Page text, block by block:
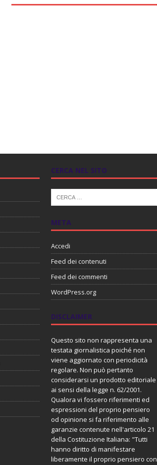
CERCA NEL SITO
META
Accedi
Feed dei contenuti
Feed dei commenti
WordPress.org
DISCLAIMER
Questo sito non rappresenta una
testata giornalistica poiché non
viene aggiornato con periodicità
regolare. Non può pertanto
considerarsi un prodotto editoriale
ai sensi della legge n. 62/2001.
Qualora vi fossero riferimenti ed
espressioni del proprio pensiero
od opinione si fa riferimento alle
garanzie contenute nell'articolo 21
della Costituzione Italiana: "Tutti
hanno diritto di manifestare
liberamente il proprio pensiero con